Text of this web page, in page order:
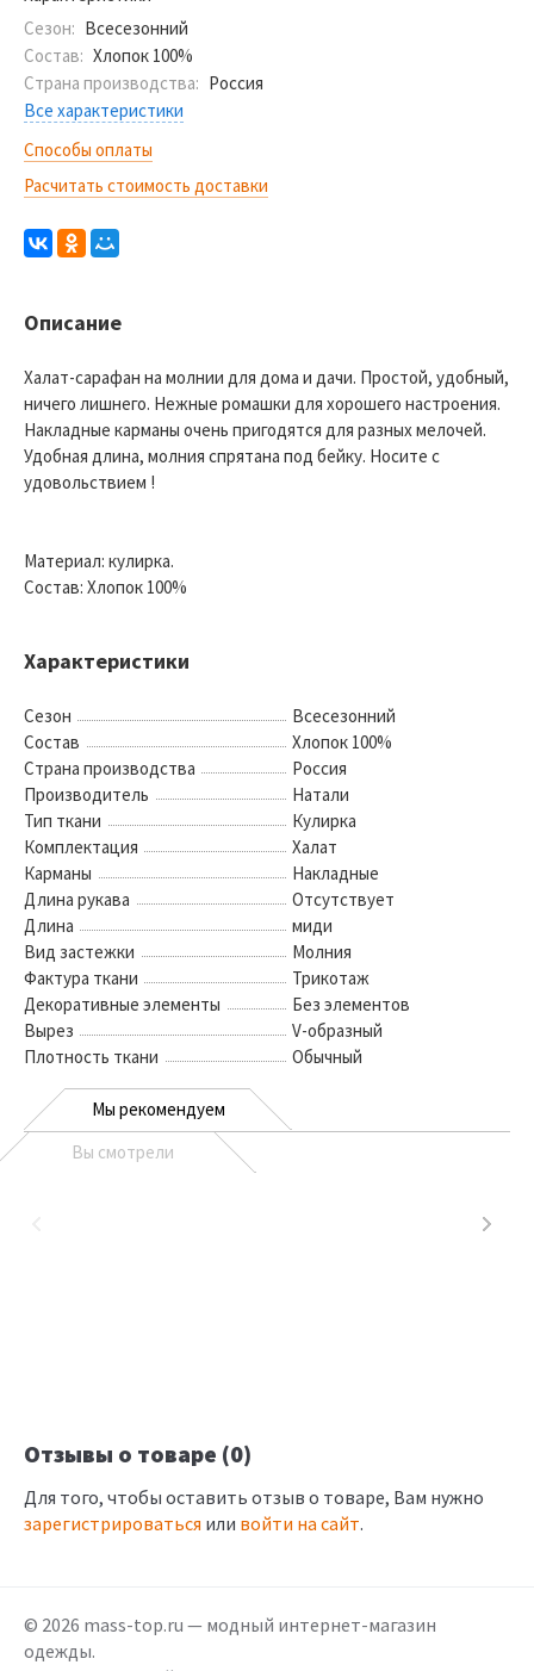
Сезон: Всесезонний
Состав: Хлопок 100%
Страна производства: Россия
Все характеристики
Способы оплаты
Расчитать стоимость доставки
Описание
Халат-сарафан на молнии для дома и дачи. Простой, удобный,
ничего лишнего. Нежные ромашки для хорошего настроения.
Накладные карманы очень пригодятся для разных мелочей.
Удобная длина, молния спрятана под бейку. Носите с
удовольствием !
Материал: кулирка.
Состав: Хлопок 100%
Характеристики
Сезон
Всесезонний
Состав
Хлопок 100%
Страна производства
Россия
Производитель
Натали
Тип ткани
Кулирка
Комплектация
Халат
Карманы
Накладные
Длина рукава
Отсутствует
Длина
миди
Вид застежки
Молния
Фактура ткани
Трикотаж
Декоративные элементы
Без элементов
Вырез
V-образный
Плотность ткани
Обычный
Мы рекомендуем
Вы смотрели
Отзывы о товаре (0)
Для того, чтобы оставить отзыв о товаре, Вам нужно
зарегистрироваться или войти на сайт.
© 2026 mass-top.ru — модный интернет-магазин
одежды.